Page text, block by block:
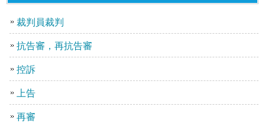
裁判員裁判
抗告審，再抗告審
控訴
上告
再審